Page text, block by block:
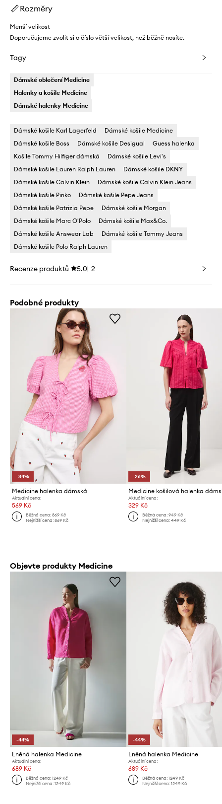
Rozměry
Menší velikost
Doporučujeme zvolit si o číslo větší velikost, než běžně nosíte.
Tagy
Dámské oblečení Medicine
Halenky a košile Medicine
Dámské halenky Medicine
Dámské košile Karl Lagerfeld
Dámské košile Medicine
Dámské košile Boss
Dámské košile Desigual
Guess halenka
Košile Tommy Hilfiger dámská
Dámské košile Levi's
Dámské košile Lauren Ralph Lauren
Dámské košile DKNY
Dámské košile Calvin Klein
Dámské košile Calvin Klein Jeans
Dámské košile Pinko
Dámské košile Pepe Jeans
Dámské košile Patrizia Pepe
Dámské košile Morgan
Dámské košile Marc O'Polo
Dámské košile Max&Co.
Dámské košile Answear Lab
Dámské košile Tommy Jeans
Dámské košile Polo Ralph Lauren
Recenze produktů 5.0 2
Podobné produkty
-34%
Medicine halenka dámská
Aktuální cena:
569 Kč
Běžná cena:869 Kč
Nejnižší cena:869 Kč
-26%
Aktuální cena:
329 Kč
Běžná cena: 949 Kč
Nejnižší cena: 449 Kč
Objevte produkty Medicine
-44%
Lněná halenka Medicine
Aktuální cena:
689 Kč
Běžná cena:1249 Kč
Nejnižší cena:1249 Kč
-44%
Lněná halenka Medicine
Aktuální cena:
689 Kč
Běžná cena: 1249 Kč
Nejnižší cena: 1249 Kč